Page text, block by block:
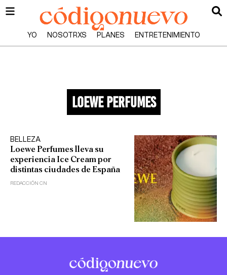
YO NOSOTRXS PLANES ENTRETENIMIENTO
loewe perfumes
BELLEZA
Loewe Perfumes lleva su
experiencia Ice Cream por
distintas ciudades de España
REDACCIÓN CN